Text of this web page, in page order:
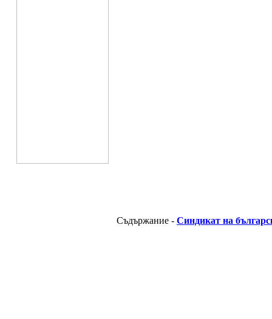
Съдържание - Синдикат на